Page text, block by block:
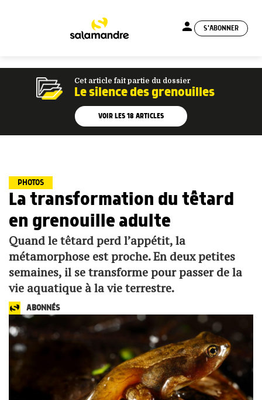
person S'ABONNER
Cet article fait partie du dossier
Le silence des grenouilles
VOIR LES 18 ARTICLES
PHOTOS
La transformation du têtard
en grenouille adulte
Quand le têtard perd l’appétit, la
métamorphose est proche. En deux petites
semaines, il se transforme pour passer de la
vie aquatique à la vie terrestre.
ABONNÉS